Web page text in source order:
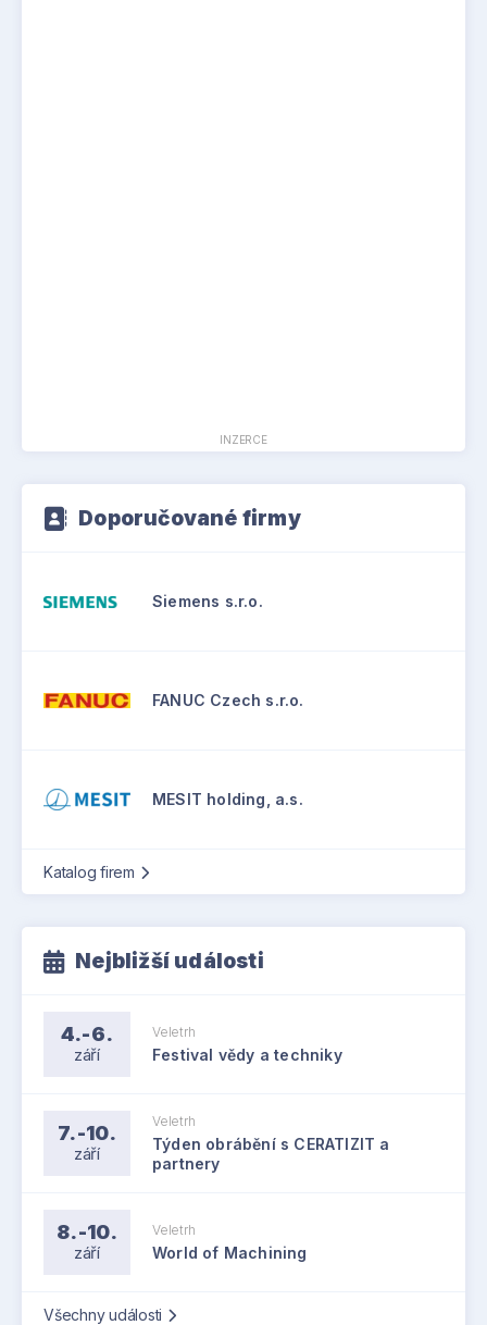
INZERCE
Doporučované firmy
Siemens s.r.o.
FANUC Czech s.r.o.
MESIT holding, a.s.
Katalog firem
Nejbližší události
4.-6.
září
Veletrh
Festival vědy a techniky
7.-10.
září
Veletrh
Týden obrábění s CERATIZIT a
partnery
8.-10.
září
Veletrh
World of Machining
Všechny události